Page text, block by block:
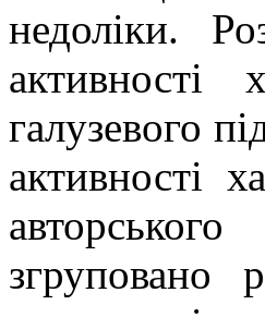
недоліки.
активності
галузевого
активності
згруповано